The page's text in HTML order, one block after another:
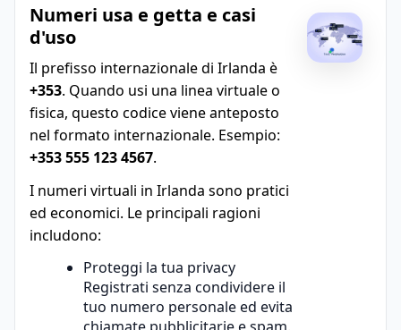
Numeri usa e getta e casi
d'uso
Il prefisso internazionale di Irlanda è
+353. Quando usi una linea virtuale o
fisica, questo codice viene anteposto
nel formato internazionale. Esempio:
+353 555 123 4567.
I numeri virtuali in Irlanda sono pratici
ed economici. Le principali ragioni
includono:
Proteggi la tua privacy
Registrati senza condividere il
tuo numero personale ed evita
chiamate pubblicitarie e spam.